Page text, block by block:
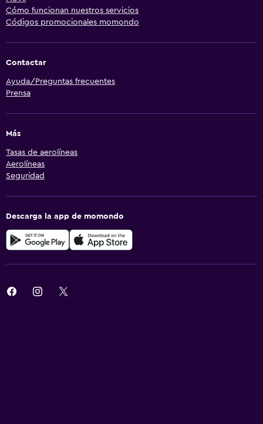
Cómo funcionan nuestros servicios
Códigos promocionales momondo
Contactar
Ayuda/Preguntas frecuentes
Prensa
Más
Tasas de aerolíneas
Aerolíneas
Seguridad
Descarga la app de momondo